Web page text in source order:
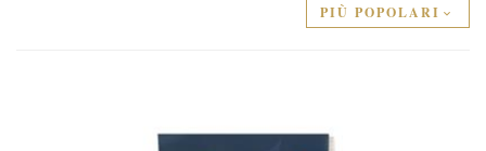
PIÙ POPOLARI